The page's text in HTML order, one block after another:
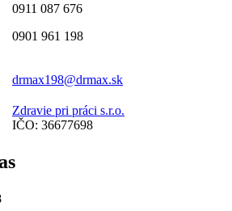
0911 087 676
0901 961 198
drmax198@drmax.sk
Zdravie pri práci s.r.o.
IČO: 36677698